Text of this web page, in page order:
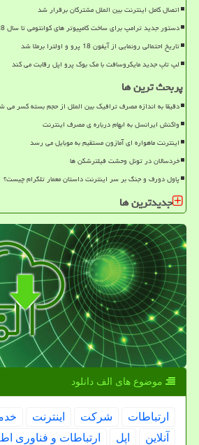
اتصال کامل اینترنت بین الملل مشترکان برقرار شد
دستور جدید ترامپ برای ساخت کامپیوتر های کوانتومی تا سال 2028
تاریخ احتمالی رونمایی از آیفون 18 پرو و اولترا برملا شد
لپ تاپ جدید مایکروسافت با مک بوک پرو اپل رقابت می کند
پربحث ترین ها
دقیقا به اندازه مصرف ترافیک بین الملل از حجم بسته کسر می
واکنش ایرانسل به ابهام درباره ی مصرف اینترنت
اینترنت ماهواره ای آمازون مستقیم به موبایل می رسد
خردسالان در تونل وحشت فیلترشکن ها
پاول دورف و جنگ بر سر اینترنت داستان معمار تلگرام چیست؟
جدیدترین ها
موضوع های الف دانلود
ارتباطات شركت اینترنت
آنلاین
اپل ارتباطات و فناوری